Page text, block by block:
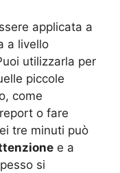
applicata a
a livello
utilizzarla per
piccole
come
o fare
tre minuti può
e a
si